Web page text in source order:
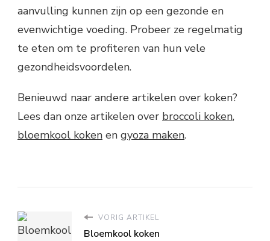
aanvulling kunnen zijn op een gezonde en
evenwichtige voeding. Probeer ze regelmatig
te eten om te profiteren van hun vele
gezondheidsvoordelen.
Benieuwd naar andere artikelen over koken?
Lees dan onze artikelen over broccoli koken,
bloemkool koken en gyoza maken.
VORIG ARTIKEL
Bloemkool koken